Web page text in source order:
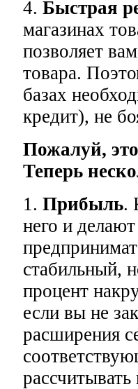
4. Быстрая
магазинах
позволяет
товара.
базах
кредит), не
Пожалуй,
Теперь
1. Прибыль.
него и
стабильный,
процент
если вы не
расширения